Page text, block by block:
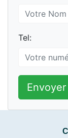
Tel:
Envoyer